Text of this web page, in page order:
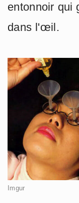
entonnoir qui
dans l'œil.
Imgur